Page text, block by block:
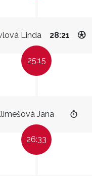
Linda 28:21
25:15
Jana
26:33